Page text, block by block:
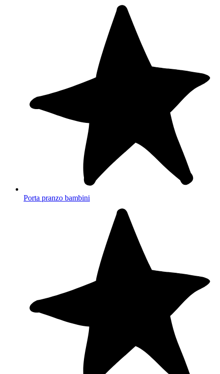
Porta pranzo bambini